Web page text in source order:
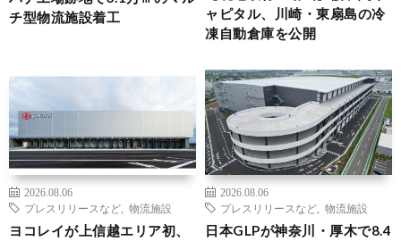
チ型物流施設着工
ャピタル、川崎・東扇島の冷
凍自動倉庫を公開
2026.08.06
プレスリリースなど
物流施設
ヨコレイが上信越エリア初、
2026.08.06
プレスリリースなど
物流施設
日本GLPが神奈川・厚木で8.4